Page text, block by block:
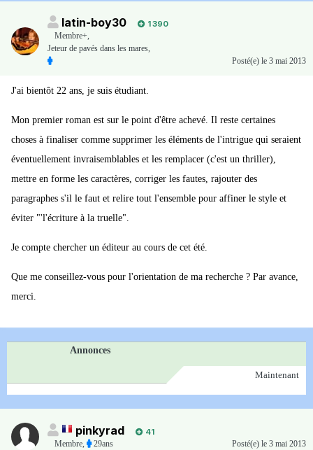
latin-boy30
1 390
Membre+,
Jeteur de pavés dans les mares,
Posté(e) le 3 mai 2013
J'ai bientôt 22 ans, je suis étudiant.
Mon premier roman est sur le point d'être achevé. Il reste certaines
choses à finaliser comme supprimer les éléments de l'intrigue qui seraient
éventuellement invraisemblables et les remplacer (c'est un thriller),
mettre en forme les caractères, corriger les fautes, rajouter des
paragraphes s'il le faut et relire tout l'ensemble pour affiner le style et
éviter "'l'écriture à la truelle".
Je compte chercher un éditeur au cours de cet été.
Que me conseillez-vous pour l'orientation de ma recherche ? Par avance,
merci.
Annonces
Maintenant
pinkyrad
41
Membre, 29ans Posté(e) le 3 mai 2013